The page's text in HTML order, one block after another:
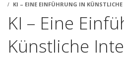
KI – EINE EINFÜHRUNG IN
KI – Eine
Künstliche